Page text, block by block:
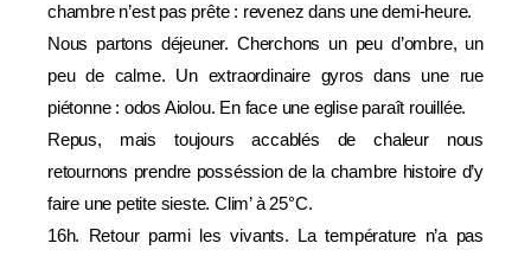
chambre n’est pas prête : revenez dans une demi-heure.
Nous partons déjeuner. Cherchons un peu d’ombre, un
peu de calme. Un extraordinaire gyros dans une rue
piétonne : odos Aiolou. En face une eglise paraît rouillée.
Repus, mais toujours accablés de chaleur nous
retournons prendre posséssion de la chambre histoire d’y
faire une petite sieste. Clim’ à 25°C.
16h. Retour parmi les vivants. La température n’a pas